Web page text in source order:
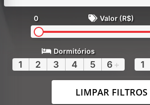
0 Valor (R$)
Dormitórios
1 2 3 4 5 6 + 1
LIMPAR FILTROS